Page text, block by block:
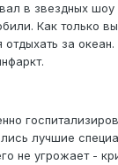
в звездных шоу
Как только
отдыхать за
лучшие
не угрожает -